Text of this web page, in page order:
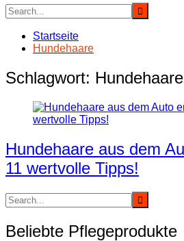
Startseite
Hundehaare
Schlagwort: Hundehaare
Hundehaare aus dem
11 wertvolle Tipps!
Beliebte Pflegeprodukte